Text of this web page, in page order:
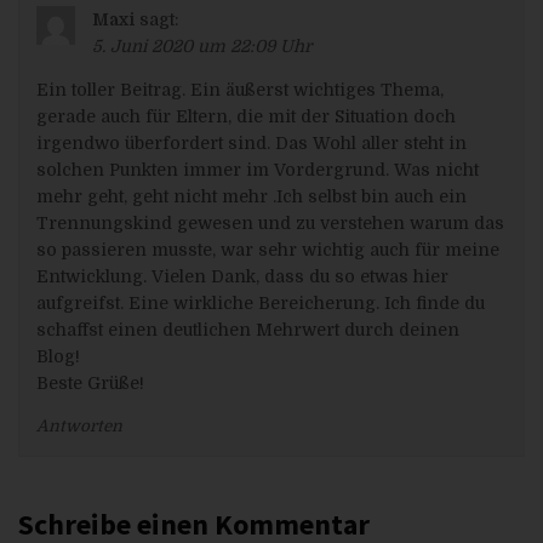
Maxi sagt:
5. Juni 2020 um 22:09 Uhr
Ein toller Beitrag. Ein äußerst wichtiges Thema,
gerade auch für Eltern, die mit der Situation doch
irgendwo überfordert sind. Das Wohl aller steht in
solchen Punkten immer im Vordergrund. Was nicht
mehr geht, geht nicht mehr .Ich selbst bin auch ein
Trennungskind gewesen und zu verstehen warum das
so passieren musste, war sehr wichtig auch für meine
Entwicklung. Vielen Dank, dass du so etwas hier
aufgreifst. Eine wirkliche Bereicherung. Ich finde du
schaffst einen deutlichen Mehrwert durch deinen
Blog!
Beste Grüße!
Antworten
Schreibe einen Kommentar
Person ein Kunde des Verantwortlichen ist (Erwägungsgrund
47 Satz 2 DS-GVO).
Verantwortlichen oder einem Dritten verfolgt werden
Basiert die Verarbeitung personenbezogener Daten auf
Artikel 6 Ilit. f DS-GVO ist unser berechtigtes Interesse die
Durchführung unserer Geschäftstätigkeit zugunsten des
Wohlergehens all unserer Mitarbeiter und unserer
Anteilseigner.
Dauer, für die die personenbezogenen Daten
gespeichert werden
Das Kriterium für die Dauer der Speicherung von
personenbezogenen Daten ist die jeweilige gesetzliche
Aufbewahrungsfrist. Nach Ablauf der Frist werden die
entsprechenden Daten routinemäßig gelöscht, sofern sie
nicht mehr zur Vertragserfüllung oder Vertragsanbahnung
erforderlich sind.
Bereitstellung der personenbezogenen Daten;